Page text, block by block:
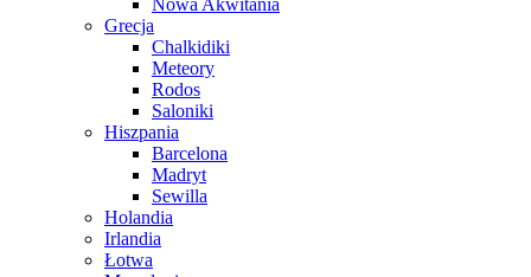
Grecja
Chalkidiki
Meteory
Rodos
Saloniki
Hiszpania
Barcelona
Madryt
Sewilla
Holandia
Irlandia
Łotwa